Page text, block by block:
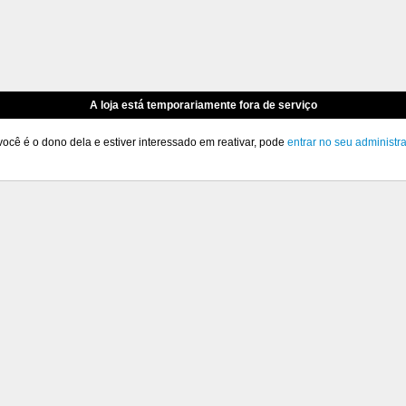
A loja está temporariamente fora de serviço
é o dono dela e estiver interessado em reativar, pode entrar no seu